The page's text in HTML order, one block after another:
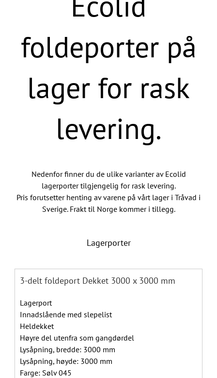
foldeporter på
lager for rask
levering.
Nedenfor finner du de ulike varianter av Ecolid
lagerporter tilgjengelig for rask levering.
Pris forutsetter henting av varene på vårt lager i Tråvad i
Sverige. Frakt til Norge kommer i tillegg.
Lagerporter
3-delt foldeport Dekket 3000 x 3000 mm
Lagerport
Innadslående med slepelist
Heldekket
Høyre del utenfra som gangdørdel
Lysåpning, bredde: 3000 mm
Lysåpning, høyde: 3000 mm
Farge: Sølv 045